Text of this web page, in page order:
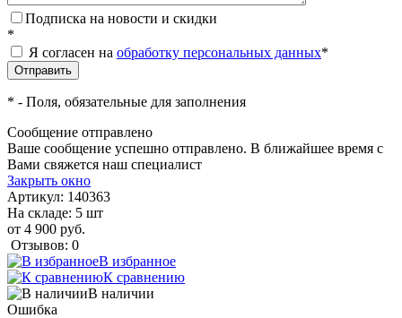
Подписка на новости и скидки
*
Я согласен на обработку персональных данных*
* - Поля, обязательные для заполнения
Сообщение отправлено
Ваше сообщение успешно отправлено. В ближайшее время с
Вами свяжется наш специалист
Закрыть окно
Артикул: 140363
На складе: 5 шт
от 4 900 руб.
Отзывов: 0
В избранное
К сравнению
В наличии
Ошибка